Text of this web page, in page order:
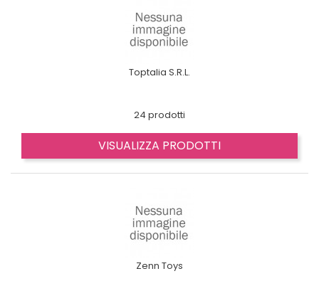
Toptalia S.R.L.
24 prodotti
VISUALIZZA PRODOTTI
Zenn Toys